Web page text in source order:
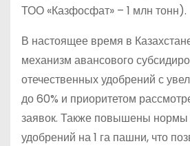
ТОО «Казфосфат» – 1 млн тонн).
В настоящее время в
механизм авансового
отечественных удобрений с
до 60% и приоритетом
заявок. Также повышены нормы
удобрений на 1 га пашни, что